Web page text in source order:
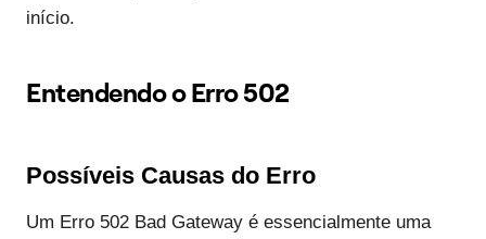
início.
Entendendo o Erro 502
Possíveis Causas do Erro
Um Erro 502 Bad Gateway é essencialmente uma